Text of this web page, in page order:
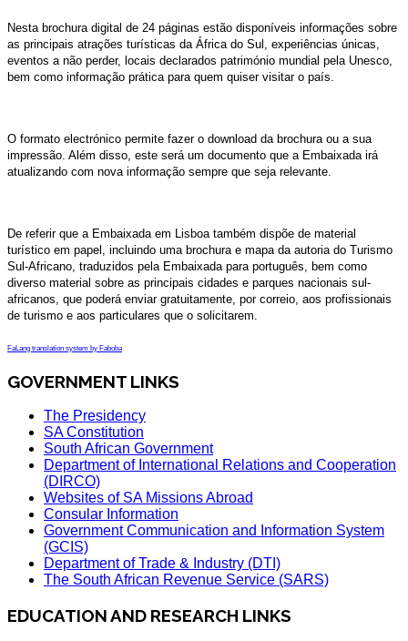
Nesta brochura digital de 24 páginas estão disponíveis informações sobre
as principais atrações turísticas da África do Sul, experiências únicas,
eventos a não perder, locais declarados património mundial pela Unesco,
bem como informação prática para quem quiser visitar o país.
O formato electrónico permite fazer o download da brochura ou a sua
impressão. Além disso, este será um documento que a Embaixada irá
atualizando com nova informação sempre que seja relevante.
De referir que a Embaixada em Lisboa também dispõe de material
turístico em papel, incluindo uma brochura e mapa da autoria do Turismo
Sul-Africano, traduzidos pela Embaixada para português, bem como
diverso material sobre as principais cidades e parques nacionais sul-
africanos, que poderá enviar gratuitamente, por correio, aos profissionais
de turismo e aos particulares que o solicitarem.
FaLang translation system by Faboba
GOVERNMENT LINKS
The Presidency
SA Constitution
South African Government
Department of International Relations and Cooperation
(DIRCO)
Websites of SA Missions Abroad
Consular Information
Government Communication and Information System
(GCIS)
Department of Trade & Industry (DTI)
The South African Revenue Service (SARS)
EDUCATION AND RESEARCH LINKS